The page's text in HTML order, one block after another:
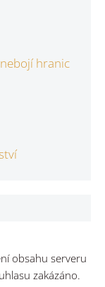
hranic
obsahu serveru
zakázáno.